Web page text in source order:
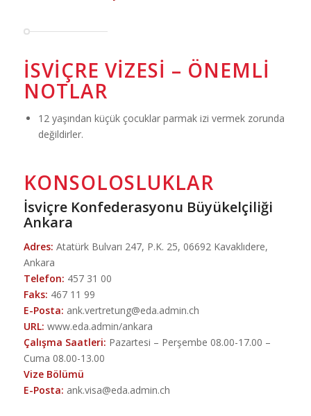
İSVIÇRE VIZESI – ÖNEMLI
NOTLAR
12 yaşından küçük çocuklar parmak izi vermek zorunda
değildirler.
KONSOLOSLUKLAR
İsviçre Konfederasyonu Büyükelçiliği
Ankara
Adres: Atatürk Bulvarı 247, P.K. 25, 06692 Kavaklıdere,
Ankara
Telefon: 457 31 00
Faks: 467 11 99
E-Posta: ank.vertretung@eda.admin.ch
URL: www.eda.admin/ankara
Çalışma Saatleri: Pazartesi – Perşembe 08.00-17.00 –
Cuma 08.00-13.00
Vize Bölümü
E-Posta: ank.visa@eda.admin.ch